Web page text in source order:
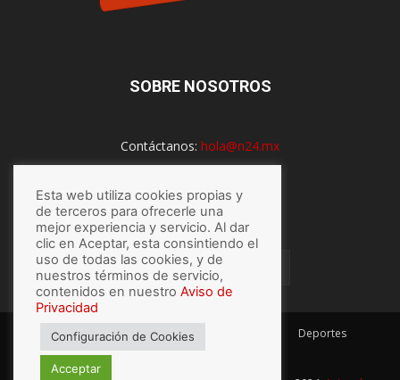
SOBRE NOSOTROS
Contáctanos: hola@n24.mx
SÍGUENOS
México Mundo Economía
Deportes
Espectaculos
Esta web utiliza cookies propias y
de terceros para ofrecerle una
mejor experiencia y servicio. Al dar
clic en Aceptar, esta consintiendo el
uso de todas las cookies, y de
nuestros términos de servicio,
contenidos en nuestro Aviso de
Privacidad
Configuración de Cookies
Acceptar